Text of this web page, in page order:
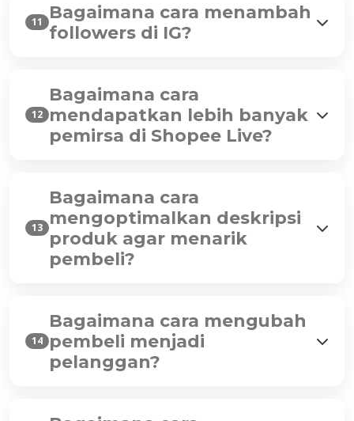
11
Bagaimana cara menambah
followers di IG?
12
Bagaimana cara
mendapatkan lebih banyak
pemirsa di Shopee Live?
13
Bagaimana cara
mengoptimalkan deskripsi
produk agar menarik
pembeli?
14
Bagaimana cara mengubah
pembeli menjadi
pelanggan?